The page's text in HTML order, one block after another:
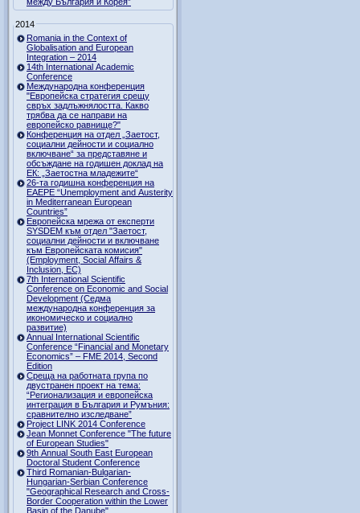
2014
Romania in the Context of
Globalisation and European
Integration – 2014
14th International Academic
Conference
Международна конференция
"Европейска стратегия срещу
свръх задлъжнялостта. Какво
трябва да се направи на
европейско равнище?"
Конференция на отдел „Заетост,
социални дейности и социално
включване“ за представяне и
обсъждане на годишен доклад на
ЕК: „Заетостна младежите“
26-та годишна конференция на
EAEPE “Unemployment and Austerity
in Mediterranean European
Countries”
Eвропейска мрежа от експерти
SYSDEM към отдел "Заетост,
социални дейности и включване
към Европейската комисия"
(Employment, Social Affairs &
Inclusion, ЕС)
7th International Scientific
Conference on Economic and Social
Development (Седма
международна конференция за
икономическо и социално
развитие)
Annual International Scientific
Conference “Financial and Monetary
Economics” – FME 2014, Second
Edition
Среща на работната група по
двустранен проект на тема:
“Регионализация и европейска
интеграция в България и Румъния:
сравнително изследване”
Project LINK 2014 Conference
Jean Monnet Conference "The future
of European Studies"
9th Annual South East European
Doctoral Student Conference
Third Romanian-Bulgarian-
Hungarian-Serbian Conference
"Geographical Research and Cross-
Border Cooperation within the Lower
Basin of the Danube"